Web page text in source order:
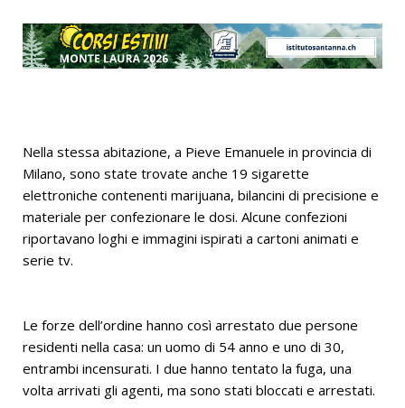
Nella stessa abitazione, a Pieve Emanuele in provincia di
Milano, sono state trovate anche 19 sigarette
elettroniche contenenti marijuana, bilancini di precisione e
materiale per confezionare le dosi. Alcune confezioni
riportavano loghi e immagini ispirati a cartoni animati e
serie tv.
Le forze dell’ordine hanno così arrestato due persone
residenti nella casa: un uomo di 54 anno e uno di 30,
entrambi incensurati. I due hanno tentato la fuga, una
volta arrivati gli agenti, ma sono stati bloccati e arrestati.